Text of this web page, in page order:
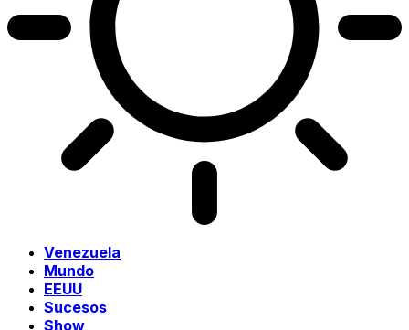
Venezuela
Mundo
EEUU
Sucesos
Show